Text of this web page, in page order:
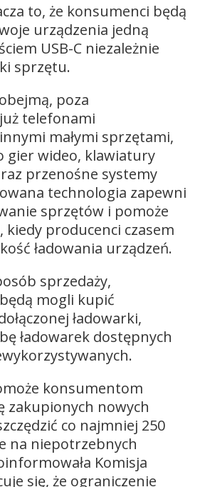
to, że konsumenci będą
urządzenia jedną
USB-C niezależnie
sprzętu.
poza
telefonami
małymi sprzętami,
gier wideo, klawiatury
przenośne systemy
technologia zapewni
sprzętów i pomoże
kiedy producenci czasem
ładowania urządzeń.
sprzedaży,
mogli kupić
ładowarki,
ładowarek dostępnych
konsumentom
zakupionych nowych
co najmniej 250
na niepotrzebnych
Komisja
się, że ograniczenie